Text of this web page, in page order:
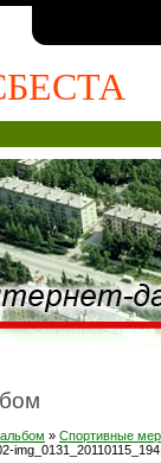
» Спортивные